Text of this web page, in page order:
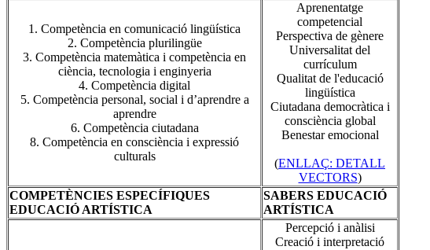
1. Competència en comunicació lingüística
2. Competència plurilingüe
3. Competència matemàtica i competència en
ciència, tecnologia i enginyeria
4. Competència digital
5. Competència personal, social i d’aprendre a
aprendre
6. Competència ciutadana
8. Competència en consciència i expressió
culturals
Aprenentatge
competencial
Perspectiva de gènere
Universalitat del
currículum
Qualitat de l'educació
lingüística
Ciutadana democràtica i
consciència global
Benestar emocional
(ENLLAÇ: DETALL
VECTORS)
COMPETÈNCIES ESPECÍFIQUES
EDUCACIÓ ARTÍSTICA
SABERS EDUCACIÓ
ARTÍSTICA
Percepció i anàlisi
Creació i interpretació